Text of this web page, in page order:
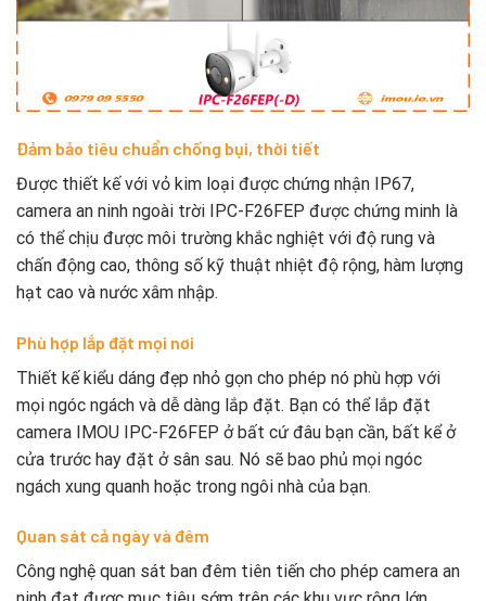
Đảm bảo tiêu chuẩn chống bụi, thời tiết
Được thiết kế với vỏ kim loại được chứng nhận IP67,
camera an ninh ngoài trời IPC-F26FEP được chứng minh là
có thể chịu được môi trường khắc nghiệt với độ rung và
chấn động cao, thông số kỹ thuật nhiệt độ rộng, hàm lượng
hạt cao và nước xâm nhập.
Phù hợp lắp đặt mọi nơi
Thiết kế kiểu dáng đẹp nhỏ gọn cho phép nó phù hợp với
mọi ngóc ngách và dễ dàng lắp đặt. Bạn có thể lắp đặt
camera IMOU IPC-F26FEP ở bất cứ đâu bạn cần, bất kể ở
cửa trước hay đặt ở sân sau. Nó sẽ bao phủ mọi ngóc
ngách xung quanh hoặc trong ngôi nhà của bạn.
Quan sát cả ngày và đêm
Công nghệ quan sát ban đêm tiên tiến cho phép camera an